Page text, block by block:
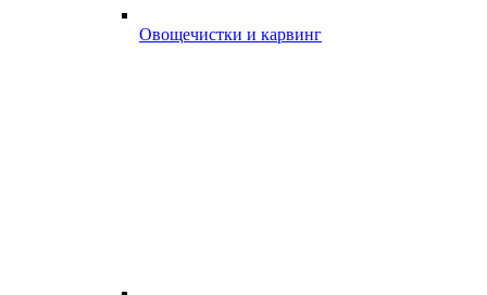
Овощечистки и карвинг